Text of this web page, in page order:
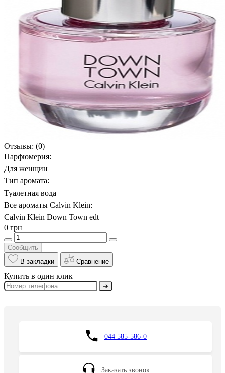
Отзывы: (0)
Парфюмерия:
Для женщин
Тип аромата:
Туалетная вода
Все ароматы Calvin Klein:
Calvin Klein Down Town edt
0 грн
Сообщить
В закладки
Сравнение
Купить в один клик
➔
044 585-586-0
Заказать звонок